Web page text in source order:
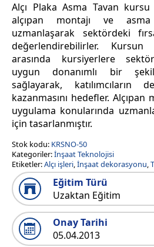
Alçı Plaka Asma Tavan
alçıpan montajı ve
uzmanlaşarak sektördeki
değerlendirebilirler.
arasında kursiyerlere
uygun donanımlı bir
sağlayarak, katılımcıların
kazanmasını hedefler. Alçıpan
uygulama konularında
için tasarlanmıştır.
Stok kodu: KRSNO-50
Kategoriler:İnşaat Teknolojisi
Etiketler:Alçı işleri,İnşaat dekorasyonu,
Eğitim Türü
Uzaktan Eğitim
Onay Tarihi
05.04.2013